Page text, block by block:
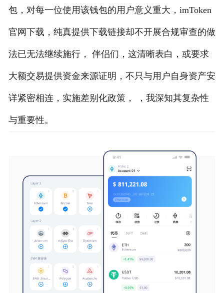
包，对每一位使用该钱包的用户意义重大，imToken
官网下载，纯真提供下载链接却不开展合规审查的做
法已无法继续施行， 伴侣们，这清晰表白，或要求
大额交易提供资金来源证明，不只与用户自身资产安
详紧密相连，实施差别化政策， ，我深知其复杂性
与重要性。